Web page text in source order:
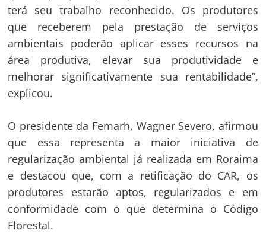
terá seu trabalho reconhecido. Os produtores
que receberem pela prestação de serviços
ambientais poderão aplicar esses recursos na
área produtiva, elevar sua produtividade e
melhorar significativamente sua rentabilidade”,
explicou.
O presidente da Femarh, Wagner Severo, afirmou
que essa representa a maior iniciativa de
regularização ambiental já realizada em Roraima
e destacou que, com a retificação do CAR, os
produtores estarão aptos, regularizados e em
conformidade com o que determina o Código
Florestal.